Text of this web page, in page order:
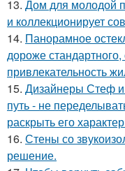
13. Дом для молодой
и коллекционирует
14. Панорамное
дороже
привлекательность
15. Дизайнеры Стеф
путь - не
раскрыть его
16. Стены со
решение.